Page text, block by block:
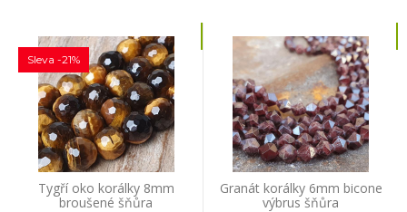
Tygří oko korálky 8mm
broušené šňůra
Sleva -21%
Granát korálky 6mm bicone
výbrus šňůra